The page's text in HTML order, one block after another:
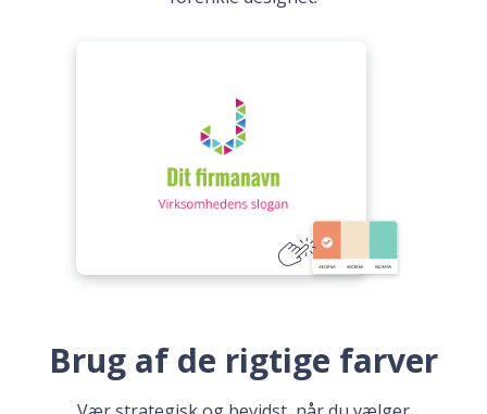
Brug af de rigtige farver